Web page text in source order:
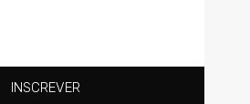
INSCREVER